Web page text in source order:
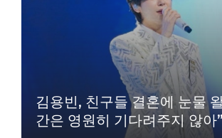
김용빈, 친구들 결혼에 눈물
간은 영원히 기다려주지 않아”